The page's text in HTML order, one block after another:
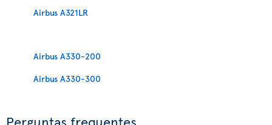
Airbus A321LR
Airbus A330-200
Airbus A330-300
Perguntas frequentes